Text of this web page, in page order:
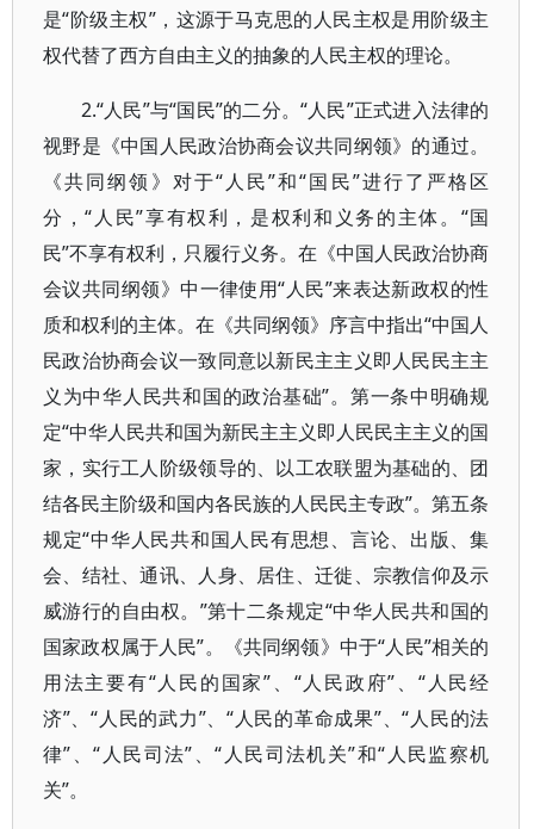
是“阶级主权”，这源于马克思的人民主权是用阶级主
权代替了西方自由主义的抽象的人民主权的理论。
2.“人民”与“国民”的二分。“人民”正式进入法律的
视野是《中国人民政治协商会议共同纲领》的通过。
《共同纲领》对于“人民”和“国民”进行了严格区
分，“人民”享有权利，是权利和义务的主体。“国
民”不享有权利，只履行义务。在《中国人民政治协商
会议共同纲领》中一律使用“人民”来表达新政权的性
质和权利的主体。在《共同纲领》序言中指出“中国人
民政治协商会议一致同意以新民主主义即人民民主主
义为中华人民共和国的政治基础”。第一条中明确规
定“中华人民共和国为新民主主义即人民民主主义的国
家，实行工人阶级领导的、以工农联盟为基础的、团
结各民主阶级和国内各民族的人民民主专政”。第五条
规定“中华人民共和国人民有思想、言论、出版、集
会、结社、通讯、人身、居住、迁徙、宗教信仰及示
威游行的自由权。”第十二条规定“中华人民共和国的
国家政权属于人民”。《共同纲领》中于“人民”相关的
用法主要有“人民的国家”、“人民政府”、“人民经
济”、“人民的武力”、“人民的革命成果”、“人民的法
律”、“人民司法”、“人民司法机关”和“人民监察机
关”。